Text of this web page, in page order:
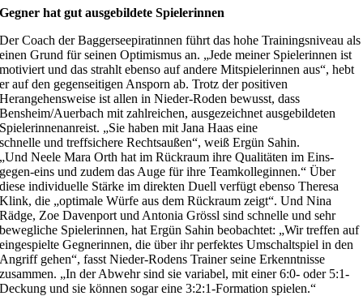
Gegner hat gut ausgebildete Spielerinnen
Der Coach der Baggerseepiratinnen führt das hohe Trainingsniveau als
einen Grund für seinen Optimismus an. „Jede meiner Spielerinnen ist
motiviert und das strahlt ebenso auf andere Mitspielerinnen aus“, hebt
er auf den gegenseitigen Ansporn ab. Trotz der positiven
Herangehensweise ist allen in Nieder-Roden bewusst, dass
Bensheim/Auerbach mit zahlreichen, ausgezeichnet ausgebildeten
Spielerinnenanreist. „Sie haben mit Jana Haas eine
schnelle und treffsichere Rechtsaußen“, weiß Ergün Sahin.
„Und Neele Mara Orth hat im Rückraum ihre Qualitäten im Eins-
gegen-eins und zudem das Auge für ihre Teamkolleginnen.“ Über
diese individuelle Stärke im direkten Duell verfügt ebenso Theresa
Klink, die „optimale Würfe aus dem Rückraum zeigt“. Und Nina
Rädge, Zoe Davenport und Antonia Grössl sind schnelle und sehr
bewegliche Spielerinnen, hat Ergün Sahin beobachtet: „Wir treffen auf
eingespielte Gegnerinnen, die über ihr perfektes Umschaltspiel in den
Angriff gehen“, fasst Nieder-Rodens Trainer seine Erkenntnisse
zusammen. „In der Abwehr sind sie variabel, mit einer 6:0- oder 5:1-
Deckung und sie können sogar eine 3:2:1-Formation spielen.“